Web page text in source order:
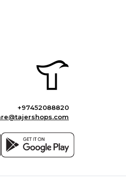
+97452088820